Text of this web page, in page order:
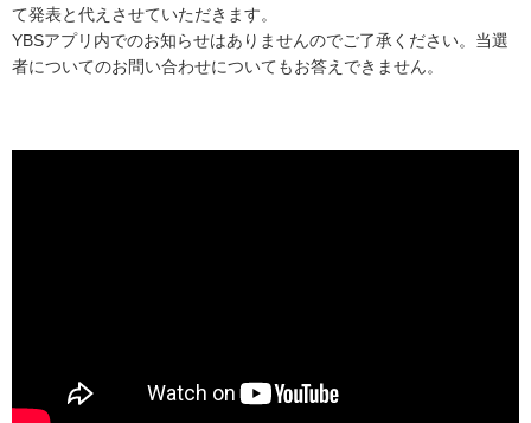
て発表と代えさせていただきます。
YBSアプリ内でのお知らせはありませんのでご了承ください。当選
者についてのお問い合わせについてもお答えできません。